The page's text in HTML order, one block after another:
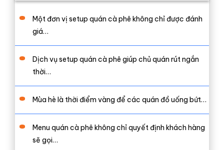
Một đơn vị setup quán cà phê không chỉ được đánh
giá…
Dịch vụ setup quán cà phê giúp chủ quán rút ngắn
thời…
Mùa hè là thời điểm vàng để các quán đồ uống bứt…
Menu quán cà phê không chỉ quyết định khách hàng
sẽ gọi…